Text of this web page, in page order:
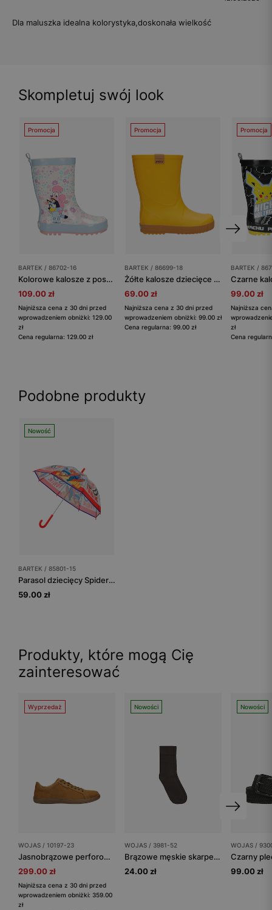
Dla maluszka idealna kolorystyka,doskonała wielkość
Skompletuj swój look
Promocja
BARTEK / 86702-16
Kolorowe kalosze z postaciami Bluey i Coco BARTEK 86702-16
109.00 zł
Najniższa cena z 30 dni przed
wprowadzeniem obniżki: 129.00
zł
Cena regularna: 129.00 zł
Promocja
BARTEK / 86699-18
Żółte kalosze dziecięce BARTEK 8669918
69.00 zł
Najniższa cena z 30 dni przed
wprowadzeniem obniżki: 99.00 zł
Cena regularna: 99.00 zł
Promocja
BARTEK /
99.00 zł
Najniższa
zł
Cena
Podobne produkty
Nowość
BARTEK / 85801-15
Parasol dziecięcy Spider-Man BARTEK 85801-15
59.00 zł
Produkty, które mogą Cię
zainteresować
Wyprzedaż
WOJAS / 10197-23
Jasnobrązowe perforowane sneakersy męskie z nubuku
299.00 zł
Najniższa cena z 30 dni przed
wprowadzeniem obniżki: 359.00
zł
Nowości
WOJAS / 3981-52
Brązowe męskie skarpety z włókna bambusowego
24.00 zł
Nowości
WOJAS /
99.00 zł